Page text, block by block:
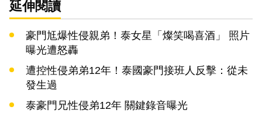
延伸閱讀
豪門尪爆性侵親弟！泰女星「燦笑喝喜酒」 照片
曝光遭怒轟
遭控性侵弟弟12年！泰國豪門接班人反擊：從未
發生過
泰豪門兄性侵弟12年 關鍵錄音曝光